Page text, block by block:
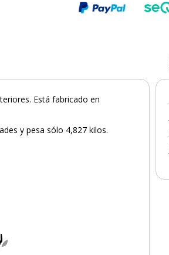
Está fabricado en
y pesa sólo 4,827 kilos.